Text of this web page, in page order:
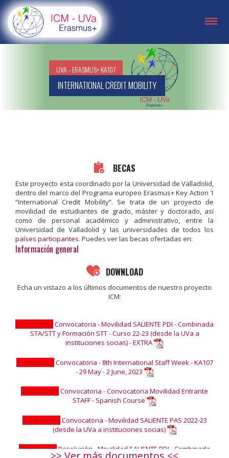
UVA - ERASMUS+ KA107
INTERNATIONAL CREDIT MOBILITY
BECAS
Este proyecto esta coordinado por la Universidad de Valladolid,
dentro del marco del Programa europeo Erasmus+ Key Action 1
“International Credit Mobility”. Se trata de un proyecto de
movilidad de estudiantes de grado, máster y doctorado, así
como de personal académico y administrativo, entre la
Universidad de Valladolid y las universidades de todos los
países participantes. Puedes ver las becas ofertadas en:
Información general
DOWNLOAD
Echa un vistazo a los últimos documentos de nuestro proyecto
ICM:
[Destacado] Convocatoria - Movilidad SALIENTE PDI - Combinada
STA/STT y Formación STT - Curso 22-23 (desde la UVa a
instituciones socias) - EXTRA
[Destacado] Convocatoria - 8th International Staff Week - KA107
- 29 May - 2 June, 2023
[Destacado] Convocatoria - Convocatoria Movilidad Entrante
STAFF - Spanish Course
[Destacado] Convocatoria - Movilidad SALIENTE PAS 2022-23
(desde la UVa a instituciones socias)
[Destacado]Resolución - Movilidad SALIENTE PDI - Combinada